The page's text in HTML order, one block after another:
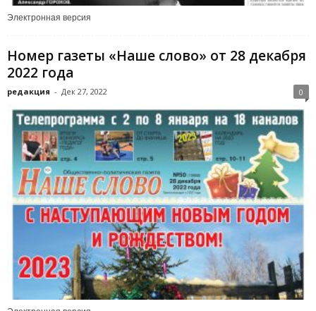
Электронная версия
Номер газеты «Наше слово» от 28 декабря
2022 года
редакция - Дек 27, 2022 0